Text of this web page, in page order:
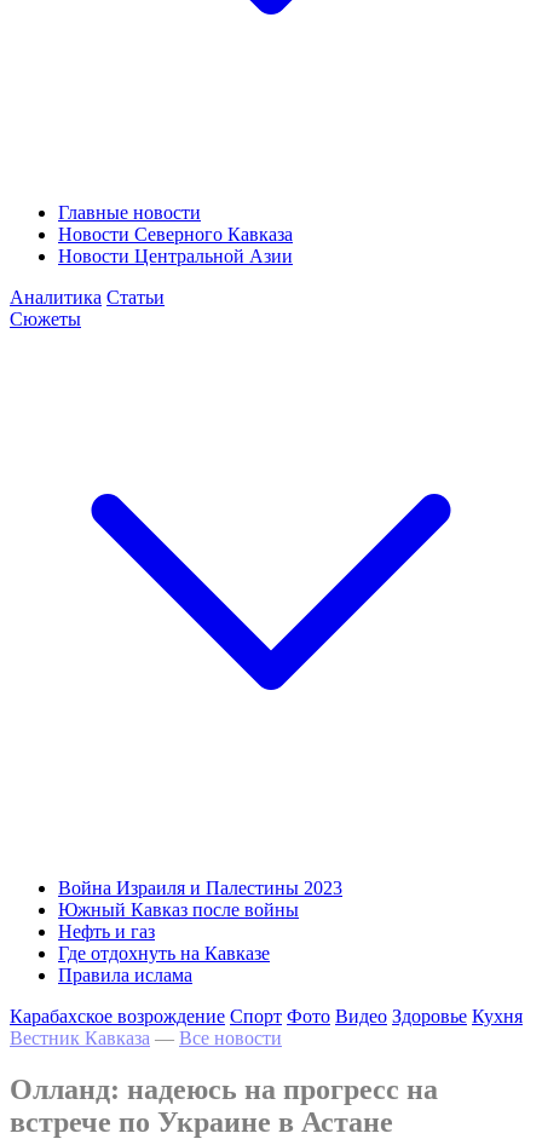
Главные новости
Новости Северного Кавказа
Новости Центральной Азии
Аналитика Статьи
Сюжеты
Война Израиля и Палестины 2023
Южный Кавказ после войны
Нефть и газ
Где отдохнуть на Кавказе
Правила ислама
Карабахское возрождение Спорт Фото Видео Здоровье Кухня
Вестник Кавказа — Все новости
Олланд: надеюсь на прогресс на
встрече по Украине в Астане